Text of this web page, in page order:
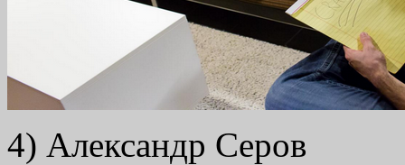
4) Александр Серов